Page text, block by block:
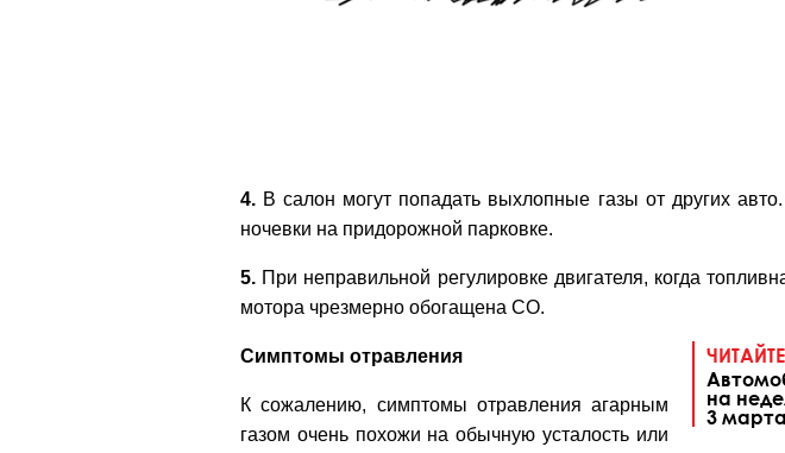
4. В салон могут попадать выхлопные газы от других
ночевки на придорожной парковке.
5. При неправильной регулировке двигателя, когда
мотора чрезмерно обогащена СО.
на
3
Симптомы отравления
К сожалению, симптомы отравления агарным
газом очень похожи на обычную усталость или